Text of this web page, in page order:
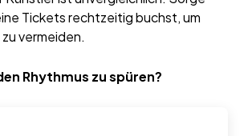
Tickets rechtzeitig buchst, um
vermeiden.
Rhythmus zu spüren?